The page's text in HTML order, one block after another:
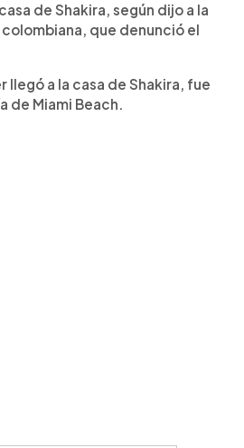
de Shakira, según dijo a la
que denunció el
llegó a la casa de Shakira, fue
de Miami Beach.